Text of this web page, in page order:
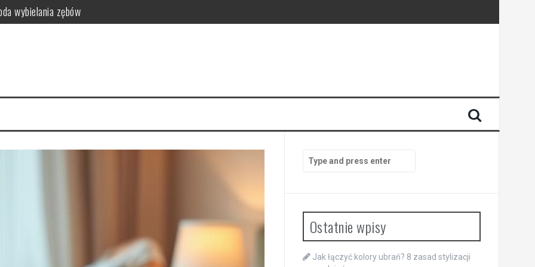
wybielania zębów
styl?
na co dzień
for:
Ostatnie wpisy
Jak łączyć kolory ubrań? 8 zasad stylizacji